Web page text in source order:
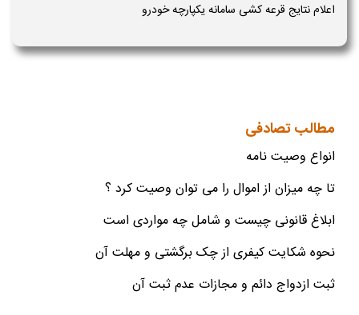
اعلام نتایج قرعه کشی سامانه یکپارچه خودرو
مطالب تصادفی
انواع وصیت نامه
تا چه میزان از اموال را می توان وصیت کرد ؟
ابلاغ قانونی چیست و شامل چه مواردی است
نحوه شکایت کیفری از چک برگشتی و مهلت آن
ثبت ازدواج دائم و مجازات عدم ثبت آن